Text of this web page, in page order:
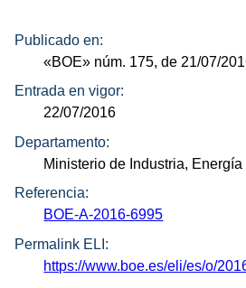
Publicado en:
«BOE» núm. 175, de 21/07/
Entrada en vigor:
22/07/2016
Departamento:
Ministerio de Industria, Energía
Referencia:
BOE-A-2016-6995
Permalink ELI:
https://www.boe.es/eli/es/o/